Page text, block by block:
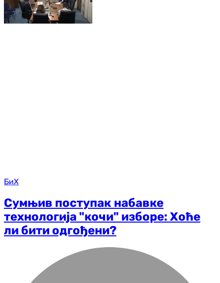
БиХ
Сумњив поступак набавке
технологија "кочи" изборе: Хоће
ли бити одгођени?